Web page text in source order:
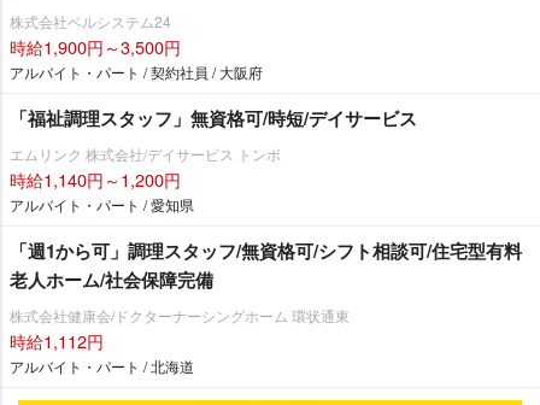
株式会社ベルシステム24
時給1,900円～3,500円
アルバイト・パート / 契約社員 / 大阪府
「福祉調理スタッフ」無資格可/時短/デイサービス
エムリンク 株式会社/デイサービス トンボ
時給1,140円～1,200円
アルバイト・パート / 愛知県
「週1から可」調理スタッフ/無資格可/シフト相談可/住宅型有料
老人ホーム/社会保障完備
株式会社健康会/ドクターナーシングホーム 環状通東
時給1,112円
アルバイト・パート / 北海道